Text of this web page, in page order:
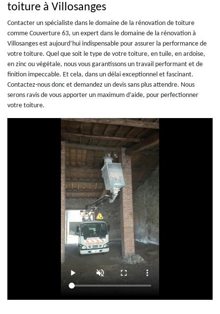
toiture à Villosanges
Contacter un spécialiste dans le domaine de la rénovation de toiture
comme Couverture 63, un expert dans le domaine de la rénovation à
Villosanges est aujourd’hui indispensable pour assurer la performance de
votre toiture. Quel que soit le type de votre toiture, en tuile, en ardoise,
en zinc ou végétale, nous vous garantissons un travail performant et de
finition impeccable. Et cela, dans un délai exceptionnel et fascinant.
Contactez-nous donc et demandez un devis sans plus attendre. Nous
serons ravis de vous apporter un maximum d’aide, pour perfectionner
votre toiture.